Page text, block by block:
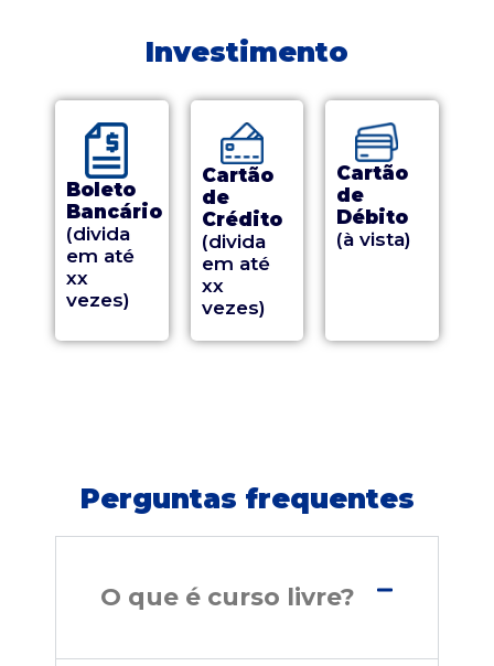
Investimento
Boleto
Bancário
(divida
em até
xx
vezes)
Cartão
de
Crédito
(divida
em até
xx
vezes)
Cartão
de
Débito
(à vista)
Perguntas frequentes
O que é curso livre?